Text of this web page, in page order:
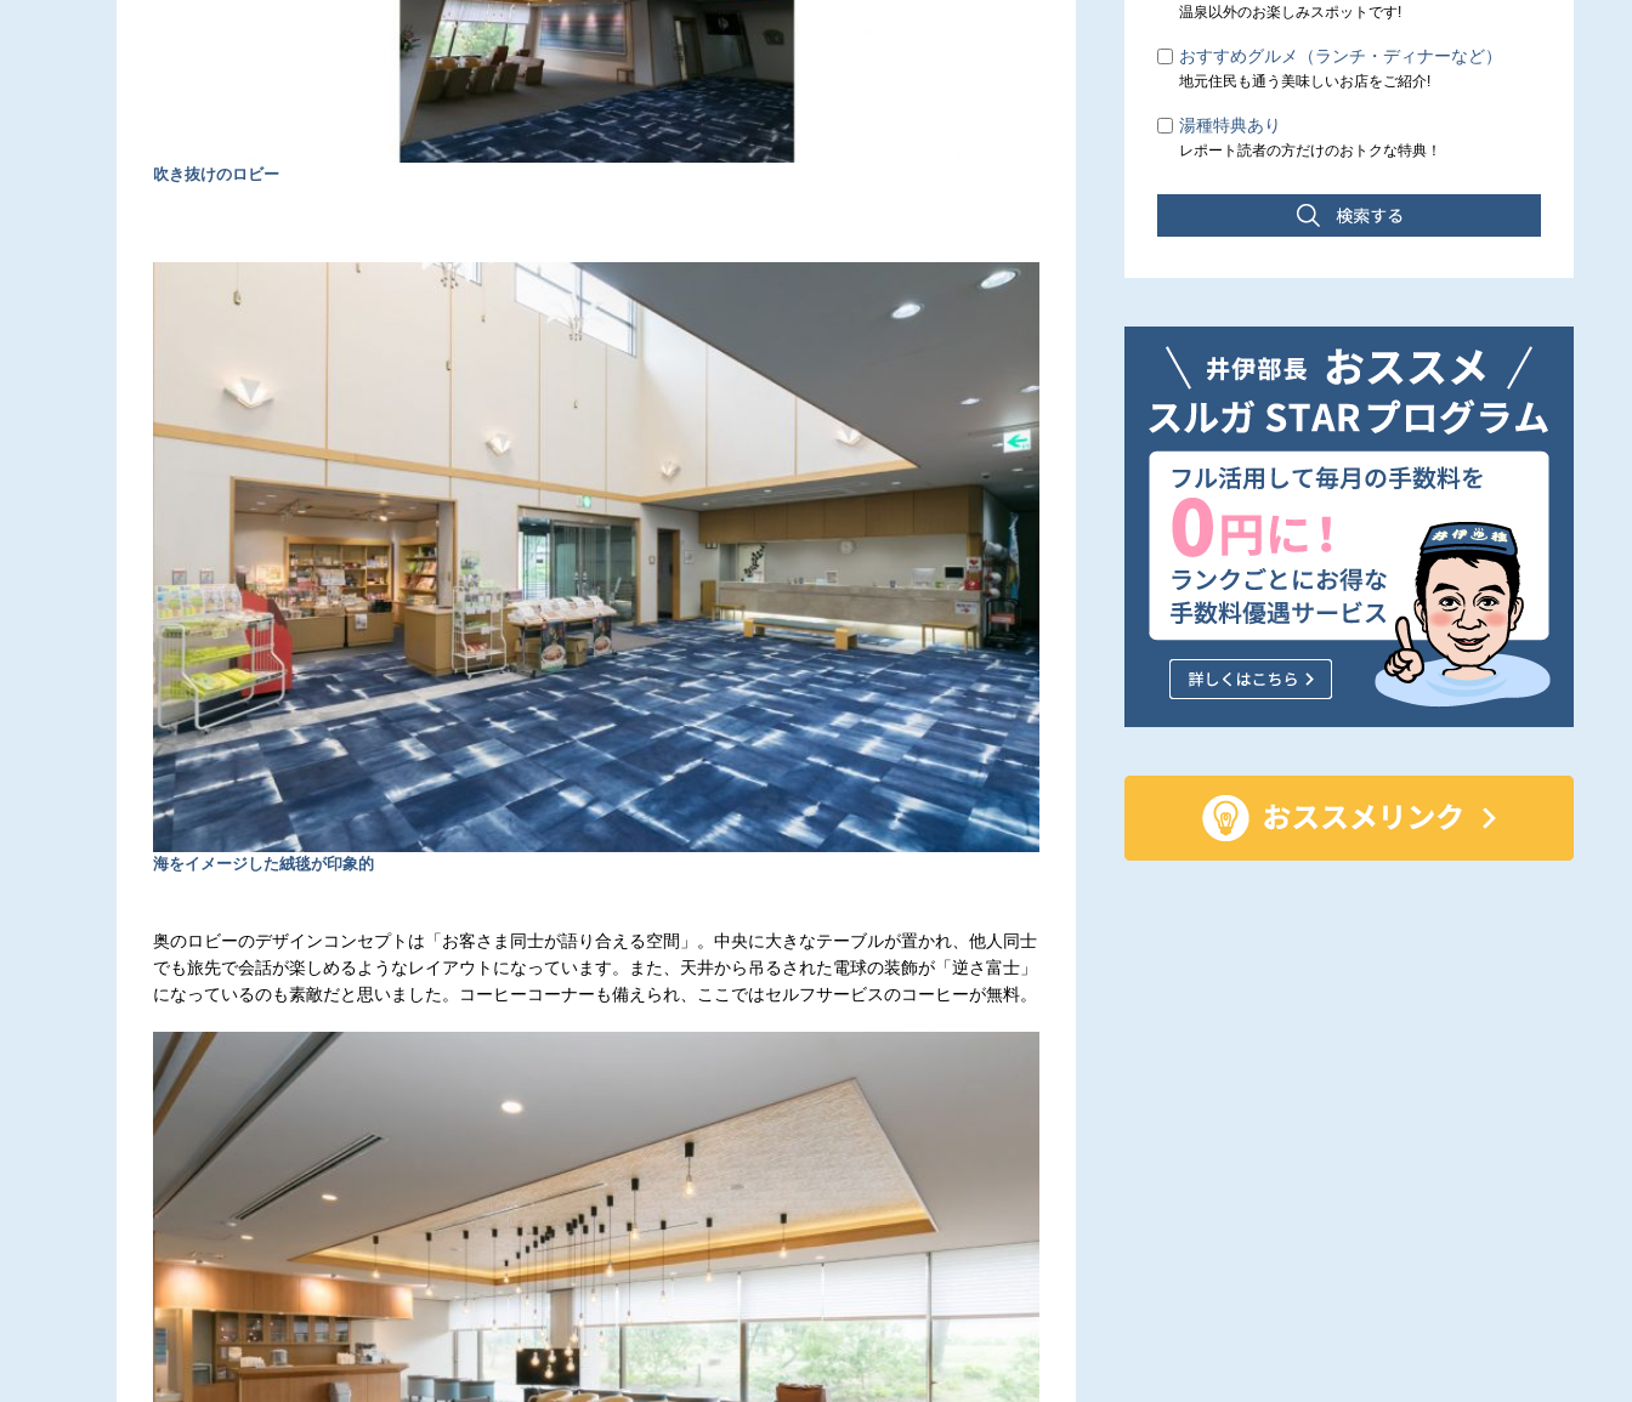
吹き抜けのロビー
海をイメージした絨毯が印象的
奥のロビーのデザインコンセプトは「お客さま同士が語り合える空間」。中央に大きなテーブルが置かれ、他人同士
でも旅先で会話が楽しめるようなレイアウトになっています。また、天井から吊るされた電球の装飾が「逆さ富士」
になっているのも素敵だと思いました。コーヒーコーナーも備えられ、ここではセルフサービスのコーヒーが無料。
温泉以外のお楽しみスポットです!
おすすめグルメ（ランチ・ディナーなど）
地元住民も通う美味しいお店をご紹介!
湯種特典あり
レポート読者の方だけのおトクな特典！